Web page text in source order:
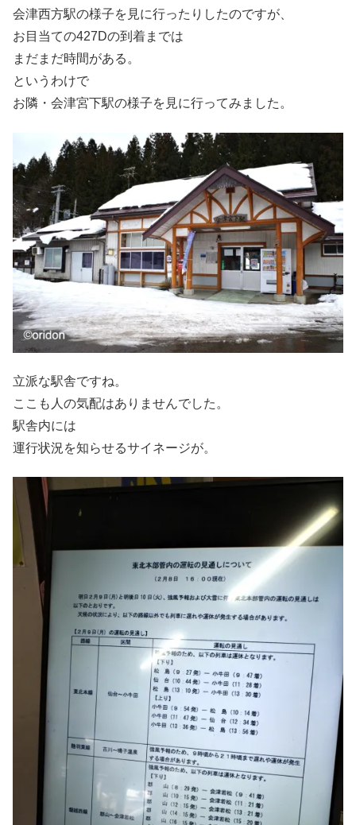
会津西方駅の様子を見に行ったりしたのですが、
お目当ての427Dの到着までは
まだまだ時間がある。
というわけで
お隣・会津宮下駅の様子を見に行ってみました。
立派な駅舎ですね。
ここも人の気配はありませんでした。
駅舎内には
運行状況を知らせるサイネージが。